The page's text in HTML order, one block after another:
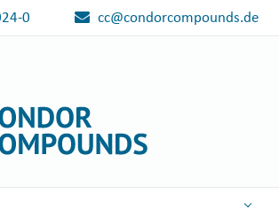
0 cc@condorcompounds.de